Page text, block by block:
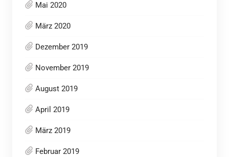
Mai 2020
März 2020
Dezember 2019
November 2019
August 2019
April 2019
März 2019
Februar 2019